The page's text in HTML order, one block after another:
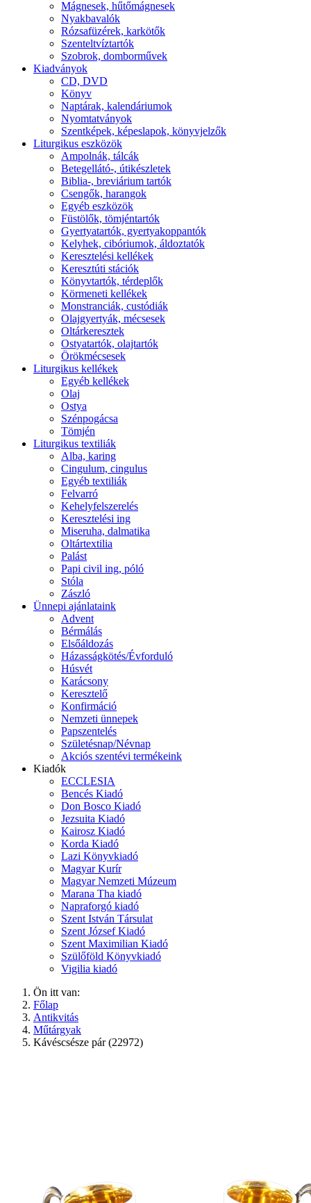
Mágnesek, hűtőmágnesek
Nyakbavalók
Rózsafüzérek, karkötők
Szenteltvíztartók
Szobrok, domborművek
Kiadványok
CD, DVD
Könyv
Naptárak, kalendáriumok
Nyomtatványok
Szentképek, képeslapok, könyvjelzők
Liturgikus eszközök
Ampolnák, tálcák
Betegellátó-, útikészletek
Biblia-, breviárium tartók
Csengők, harangok
Egyéb eszközök
Füstölők, tömjéntartók
Gyertyatartók, gyertyakoppantók
Kelyhek, cibóriumok, áldoztatók
Keresztelési kellékek
Keresztúti stációk
Könyvtartók, térdeplők
Körmeneti kellékek
Monstranciák, custódiák
Olajgyertyák, mécsesek
Oltárkeresztek
Ostyatartók, olajtartók
Örökmécsesek
Liturgikus kellékek
Egyéb kellékek
Olaj
Ostya
Szénpogácsa
Tömjén
Liturgikus textiliák
Alba, karing
Cingulum, cingulus
Egyéb textiliák
Felvarró
Kehelyfelszerelés
Keresztelési ing
Miseruha, dalmatika
Oltártextilia
Palást
Papi civil ing, póló
Stóla
Zászló
Ünnepi ajánlataink
Advent
Bérmálás
Elsőáldozás
Házasságkötés/Évforduló
Húsvét
Karácsony
Keresztelő
Konfirmáció
Nemzeti ünnepek
Papszentelés
Születésnap/Névnap
Akciós szentévi termékeink
Kiadók
ECCLESIA
Bencés Kiadó
Don Bosco Kiadó
Jezsuita Kiadó
Kairosz Kiadó
Korda Kiadó
Lazi Könyvkiadó
Magyar Kurír
Magyar Nemzeti Múzeum
Marana Tha kiadó
Napraforgó kiadó
Szent István Társulat
Szent József Kiadó
Szent Maximilian Kiadó
Szülőföld Könyvkiadó
Vigilia kiadó
Ön itt van:
Főlap
Antikvitás
Műtárgyak
Kávéscsésze pár (22972)